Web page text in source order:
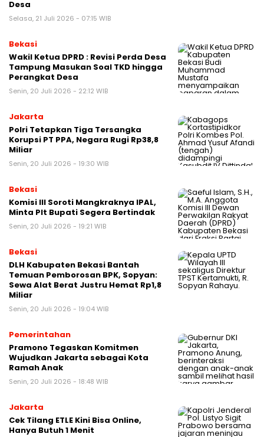
Desa
Selasa, 21 Juli 2026 - 07:15 WIB
Bekasi
Wakil Ketua DPRD : Revisi Perda Desa
Tampung Masukan Soal TKD hingga
Perangkat Desa
Senin, 20 Juli 2026 - 22:12 WIB
Jakarta
Polri Tetapkan Tiga Tersangka
Korupsi PT PPA, Negara Rugi Rp38,8
Miliar
Senin, 20 Juli 2026 - 19:30 WIB
Bekasi
Komisi III Soroti Mangkraknya IPAL,
Minta Plt Bupati Segera Bertindak
Senin, 20 Juli 2026 - 19:21 WIB
Bekasi
DLH Kabupaten Bekasi Bantah
Temuan Pemborosan BPK, Sopyan:
Sewa Alat Berat Justru Hemat Rp1,8
Miliar
Senin, 20 Juli 2026 - 19:04 WIB
Pemerintahan
Pramono Tegaskan Komitmen
Wujudkan Jakarta sebagai Kota
Ramah Anak
Senin, 20 Juli 2026 - 18:48 WIB
Jakarta
Cek Tilang ETLE Kini Bisa Online,
Hanya Butuh 1 Menit